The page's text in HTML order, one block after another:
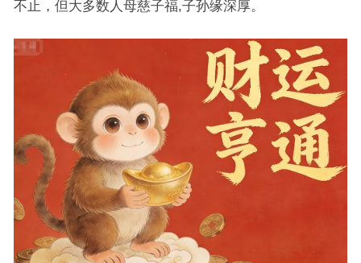
不止，但大多数人母慈子福,子孙缘深厚。